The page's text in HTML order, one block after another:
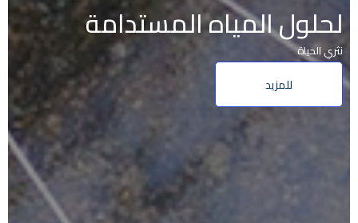
لحلول المياه المستدامة
نثري الحياة
للمزيد